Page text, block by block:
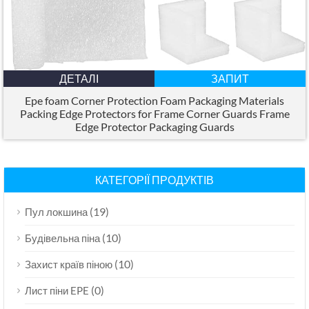
ДЕТАЛІ
ЗАПИТ
Epe foam Corner Protection Foam Packaging Materials
Packing Edge Protectors for Frame Corner Guards Frame
Edge Protector Packaging Guards
КАТЕГОРІЇ ПРОДУКТІВ
Пул локшина (19)
Будівельна піна (10)
Захист країв піною (10)
Лист піни EPE (0)